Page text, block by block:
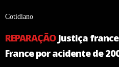
Cotidiano
REPARAÇÃO Justiça
France por acidente de